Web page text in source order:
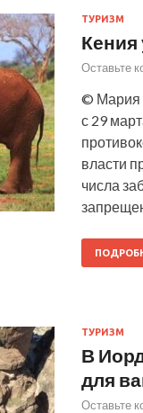
ТУРИЗМ
Кения
Оставьте
© Мария
с 29
власти
числа
ТУРИЗМ
В
для
Оставьте